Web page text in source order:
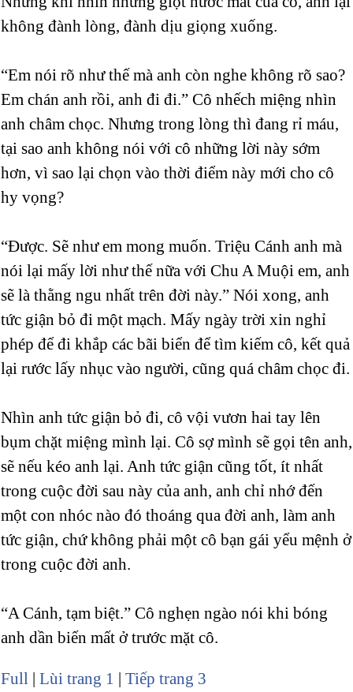
không đành lòng, đành dịu giọng xuống.
“Em nói rõ như thế mà anh còn nghe không rõ sao?
Em chán anh rồi, anh đi đi.” Cô nhếch miệng nhìn
anh châm chọc. Nhưng trong lòng thì đang rỉ máu,
tại sao anh không nói với cô những lời này sớm
hơn, vì sao lại chọn vào thời điểm này mới cho cô
hy vọng?
“Được. Sẽ như em mong muốn. Triệu Cánh anh mà
nói lại mấy lời như thế nữa với Chu A Muội em, anh
sẽ là thằng ngu nhất trên đời này.” Nói xong, anh
tức giận bỏ đi một mạch. Mấy ngày trời xin nghỉ
phép để đi khắp các bãi biển để tìm kiếm cô, kết quả
lại rước lấy nhục vào người, cũng quá châm chọc đi.
Nhìn anh tức giận bỏ đi, cô vội vươn hai tay lên
bụm chặt miệng mình lại. Cô sợ mình sẽ gọi tên anh,
sẽ nếu kéo anh lại. Anh tức giận cũng tốt, ít nhất
trong cuộc đời sau này của anh, anh chỉ nhớ đến
một con nhóc nào đó thoáng qua đời anh, làm anh
tức giận, chứ không phải một cô bạn gái yểu mệnh ở
trong cuộc đời anh.
“A Cánh, tạm biệt.” Cô nghẹn ngào nói khi bóng
anh dần biến mất ở trước mặt cô.
Full | Lùi trang 1 | Tiếp trang 3